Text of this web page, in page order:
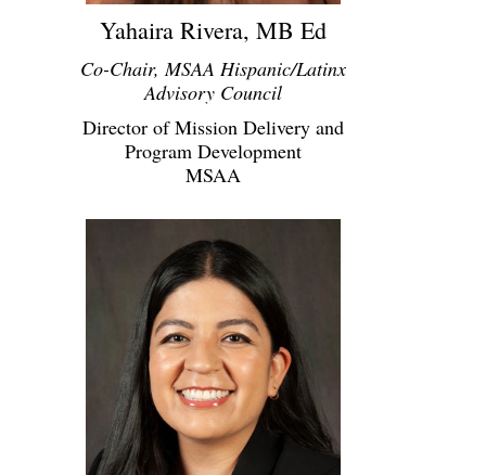
Yahaira Rivera, MB Ed
Co-Chair, MSAA Hispanic/Latinx
Advisory Council
Director of Mission Delivery and
Program Development
MSAA